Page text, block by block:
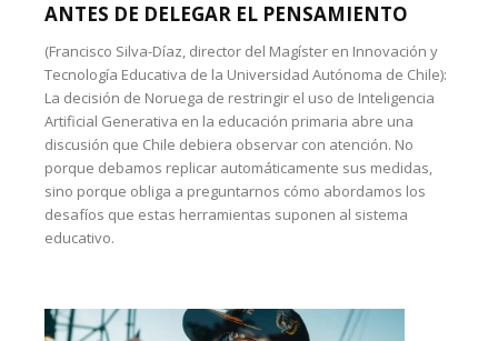
ANTES DE DELEGAR EL PENSAMIENTO
(Francisco Silva-Díaz, director del Magíster en Innovación y
Tecnología Educativa de la Universidad Autónoma de Chile):
La decisión de Noruega de restringir el uso de Inteligencia
Artificial Generativa en la educación primaria abre una
discusión que Chile debiera observar con atención. No
porque debamos replicar automáticamente sus medidas,
sino porque obliga a preguntarnos cómo abordamos los
desafíos que estas herramientas suponen al sistema
educativo.